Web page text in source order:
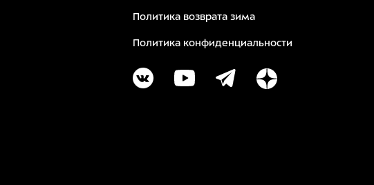
Политика возврата зима
Политика конфиденциальности